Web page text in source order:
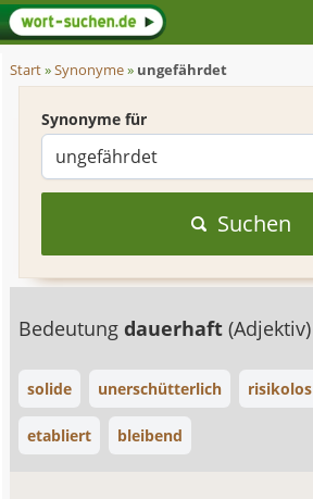
Start»Synonyme» ungefährdet
Synonyme für
Suchen
Bedeutungdauerhaft(Adjektiv)
solide unerschütterlich risikolos
etabliert bleibend